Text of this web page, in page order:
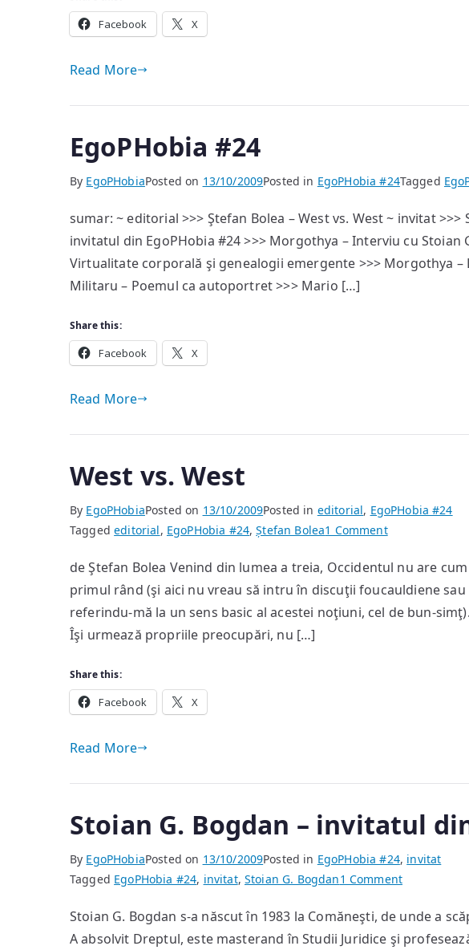
Facebook X
Read More
EgoPHobia #24
By EgoPHobiaPosted on 13/10/2009Posted in EgoPHobia #24Tagged
sumar: ~ editorial >>> Ştefan Bolea – West vs. West ~ invitat
invitatul din EgoPHobia #24 >>> Morgothya – Interviu cu Stoian
Virtualitate corporală şi genealogii emergente >>> Morgothya –
Militaru – Poemul ca autoportret >>> Mario […]
Share this:
Facebook X
Read More
West vs. West
By EgoPHobiaPosted on 13/10/2009Posted in editorial, EgoPHobia #24
Taggededitorial, EgoPHobia #24,Ștefan Bolea1 Commenton
vs.
West
de Ştefan Bolea Venind din lumea a treia, Occidentul nu are
primul rând (şi aici nu vreau să intru în discuţii foucauldiene
referindu-mă la un sens basic al acestei noţiuni, cel de bun-
Îşi urmează propriile preocupări, nu […]
Share this:
Facebook X
Read More
Stoian G. Bogdan – invitatul
By EgoPHobiaPosted on 13/10/2009Posted in EgoPHobia #24, invitat
Tagged EgoPHobia #24, invitat, Stoian G. Bogdan1 Commenton
G.
Bogdan
Stoian G. Bogdan s-a născut în 1983 la Comăneşti, de unde a
A absolvit Dreptul, este masterand în Studii Juridice şi